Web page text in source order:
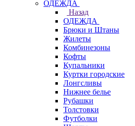
ОДЕЖДА
Назад
ОДЕЖДА
Брюки и Штаны
Жилеты
Комбинезоны
Кофты
Купальники
Куртки городские
Лонгсливы
Нижнее белье
Рубашки
Толстовки
Футболки